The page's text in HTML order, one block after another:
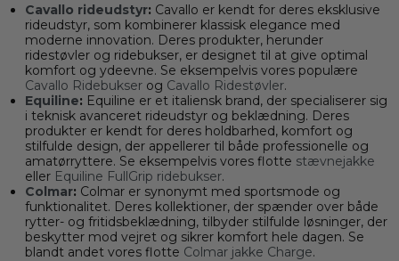
Cavallo rideudstyr: Cavallo er kendt for deres eksklusive
rideudstyr, som kombinerer klassisk elegance med
moderne innovation. Deres produkter, herunder
ridestøvler og ridebukser, er designet til at give optimal
komfort og ydeevne. Se eksempelvis vores populære
Cavallo Ridebukserog Cavallo Ridestøvler.
Equiline: Equiline er et italiensk brand, der specialiserer sig
i teknisk avanceret rideudstyr og beklædning. Deres
produkter er kendt for deres holdbarhed, komfort og
stilfulde design, der appellerer til både professionelle og
amatørryttere. Se eksempelvis vores flotte stævnejakke
eller Equiline FullGrip ridebukser.
Colmar: Colmar er synonymt med sportsmode og
funktionalitet. Deres kollektioner, der spænder over både
rytter- og fritidsbeklædning, tilbyder stilfulde løsninger, der
beskytter mod vejret og sikrer komfort hele dagen. Se
blandt andet vores flotte Colmar jakke Charge.